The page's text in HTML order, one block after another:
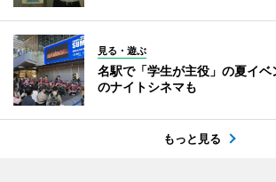
見る・遊ぶ
名駅で「学生が主役」の夏イ
のナイトシネマも
もっと見る